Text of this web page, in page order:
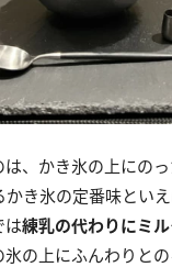
は、かき氷の上にの
き氷の定番味とい
は練乳の代わりにミ
氷の上にふんわりと